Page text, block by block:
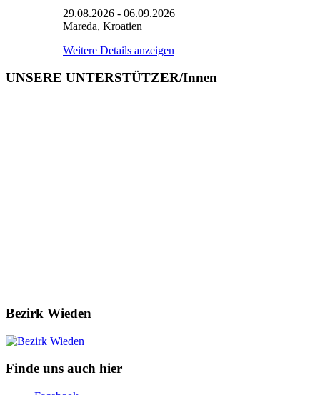
29.08.2026 - 06.09.2026
Mareda, Kroatien
Weitere Details anzeigen
UNSERE UNTERSTÜTZER/Innen
Bezirk Wieden
Finde uns auch hier